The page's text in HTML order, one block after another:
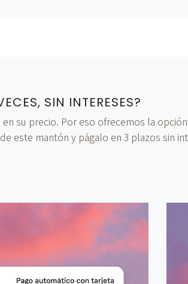
SIN INTERESES?
su precio. Por eso ofrecemos la
este mantón y págalo en 3 plazos sin